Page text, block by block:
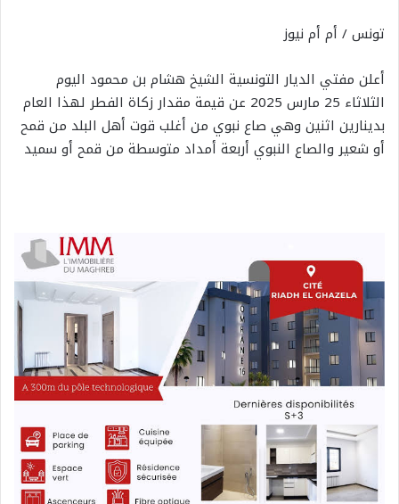
تونس / أم أم نيوز
أعلن مفتي الديار التونسية الشيخ هشام بن محمود اليوم
الثلاثاء 25 مارس 2025 عن قيمة مقدار زكاة الفطر لهذا العام
بدينارين اثنين وهي صاع نبوي من أغلب قوت أهل البلد من قمح
أو شعير والصاع النبوي أربعة أمداد متوسطة من قمح أو سميد